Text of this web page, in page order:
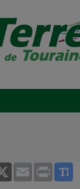
X Email Print